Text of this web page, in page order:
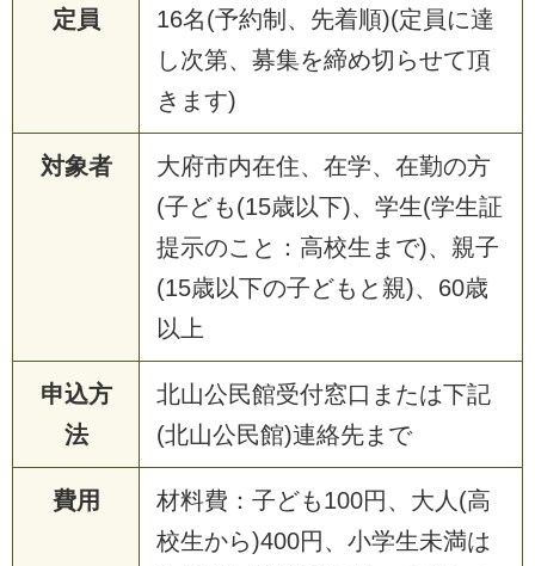
定員 16名(予約制 、 先着順)(定 員 に達
し次第、 募集を締め切 らせて頂
き ま す)
対象者 大府市内在住、 在学、 在勤の方
(子ども(15歳以下)、 学生(学生証
提示のこ と ： 高校生 ま で)、 親子
(15歳以下の子ども と 親)、 60歳
以 上
申込方
法
北山公民館受付窓口 ま たは下記
(北山公民館)連絡先ま で
費用 材料費 ： 子ども100円 、 大 人 (高
校生から)400円 、 小学生未満は